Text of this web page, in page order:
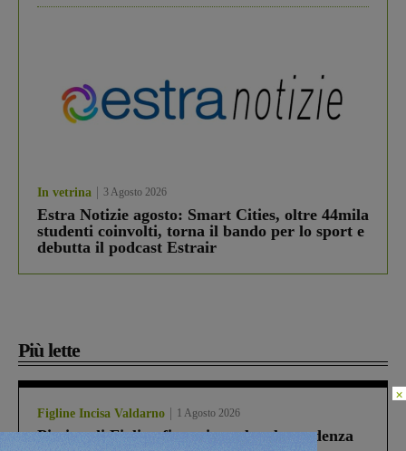
In vetrina 3 Agosto 2026
Estra Notizie agosto: Smart Cities, oltre 44mila
studenti coinvolti, torna il bando per lo sport e
debutta il podcast Estrair
Più lette
Figline Incisa Valdarno 1 Agosto 2026
Piscina di Figline finanziata oltre la scadenza
×